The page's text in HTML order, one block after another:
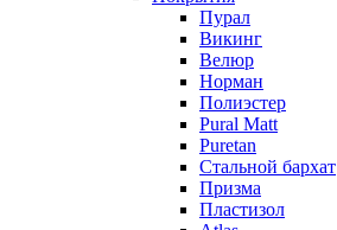
Пурал
Викинг
Велюр
Норман
Полиэстер
Pural Matt
Puretan
Стальной бархат
Призма
Пластизол